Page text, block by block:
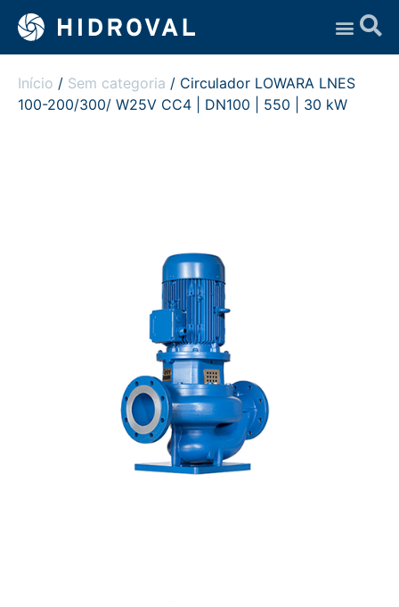
Início / Sem categoria / Circulador LOWARA LNES
100-200/300/ W25V CC4 | DN100 | 550 | 30 kW